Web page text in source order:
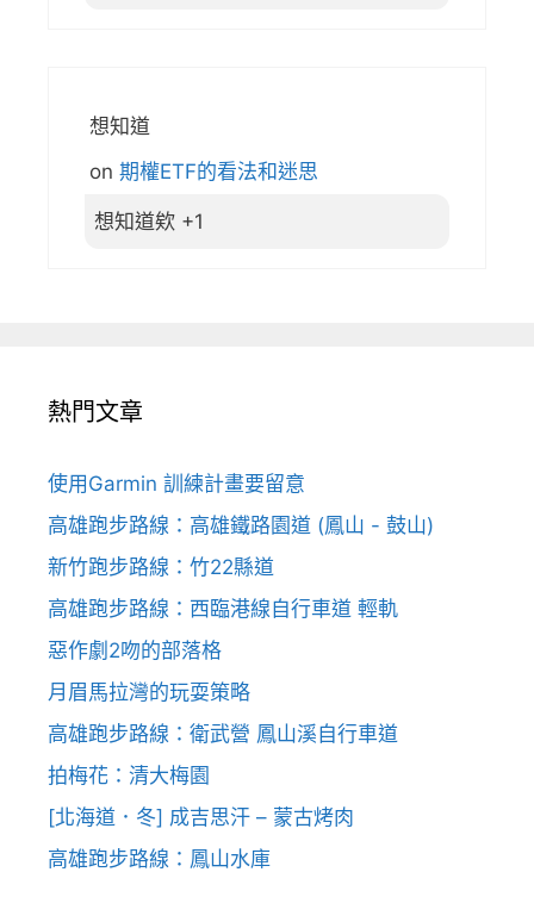
想知道
on 期權ETF的看法和迷思
想知道欸 +1
熱門文章
使用Garmin 訓練計畫要留意
高雄跑步路線：高雄鐵路園道 (鳳山 - 鼓山)
新竹跑步路線：竹22縣道
高雄跑步路線：西臨港線自行車道 輕軌
惡作劇2吻的部落格
月眉馬拉灣的玩耍策略
高雄跑步路線：衛武營 鳳山溪自行車道
拍梅花：清大梅園
[北海道．冬] 成吉思汗 – 蒙古烤肉
高雄跑步路線：鳳山水庫